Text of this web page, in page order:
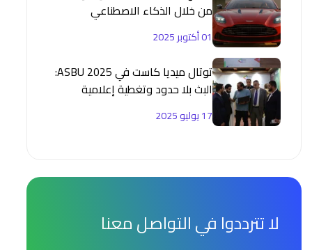
من خلال الذكاء الاصطناعي
والشراكات الاستراتيجية01 أكتوبر 2025
توتال ميديا كاست في ASBU 2025:
البث بلا حدود وتغطية إعلامية
متقدمة17 يوليو 2025
لا تترددوا في التواصل معنا